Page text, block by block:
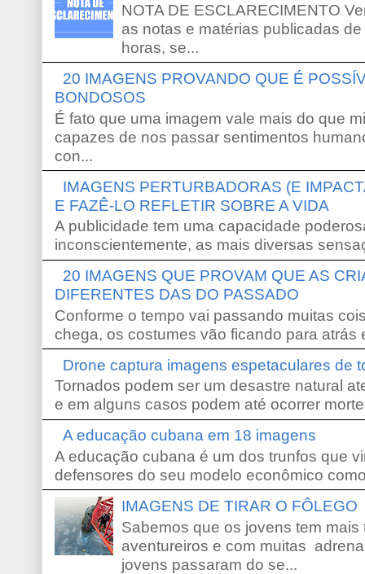
NOTA DE ESCLARECIMENTO
as notas e matérias publicadas
horas, se...
20 IMAGENS PROVANDO QUE É
BONDOSOS
É fato que uma imagem vale mais do que
capazes de nos passar sentimentos
con...
IMAGENS PERTURBADORAS (E
E FAZÊ-LO REFLETIR SOBRE A VIDA
A publicidade tem uma capacidade
inconscientemente, as mais diversas
20 IMAGENS QUE PROVAM QUE AS
DIFERENTES DAS DO PASSADO
Conforme o tempo vai passando muitas
chega, os costumes vão ficando para atrás
Drone captura imagens espetaculares de
Tornados podem ser um desastre natural
e em alguns casos podem até ocorrer
A educação cubana em 18 imagens
A educação cubana é um dos trunfos que
defensores do seu modelo econômico
IMAGENS DE TIRAR O FÔLEGO
Sabemos que os jovens tem
aventureiros e com muitas
jovens passaram do se...